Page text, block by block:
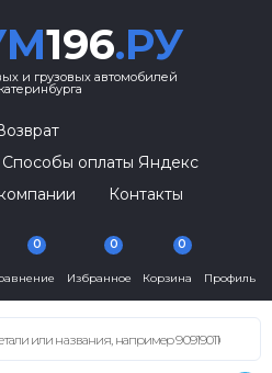
196.РУ
и грузовых автомобилей
Способы оплаты Яндекс
Контакты
0
Избранное
0
Корзина
0
Профиль